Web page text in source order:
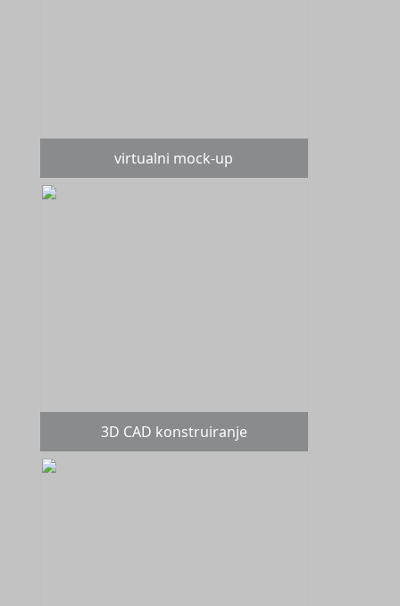
virtualni mock-up
3D CAD konstruiranje